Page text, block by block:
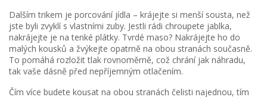
Dalším trikem je porcování jídla – krájejte si menší sousta, než
jste byli zvyklí s vlastními zuby. Jestli rádi chroupete jablka,
nakrájejte je na tenké plátky. Tvrdé maso? Nakrájejte ho do
malých kousků a žvýkejte opatrně na obou stranách současně.
To pomáhá rozložit tlak rovnoměrně, což chrání jak náhradu,
tak vaše dásně před nepříjemným otlačením.
Čím více budete kousat na obou stranách čelisti najednou, tím